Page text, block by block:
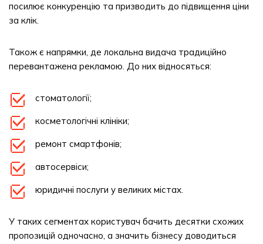
посилює конкуренцію та призводить до підвищення ціни
за клік.
Також є напрямки, де локальна видача традиційно
перевантажена рекламою. До них відносяться:
стоматології;
косметологічні клініки;
ремонт смартфонів;
автосервіси;
юридичні послуги у великих містах.
У таких сегментах користувач бачить десятки схожих
пропозицій одночасно, а значить бізнесу доводиться